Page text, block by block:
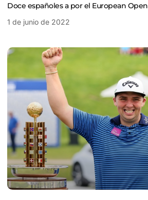
Doce españoles a por el European Open
1 de junio de 2022